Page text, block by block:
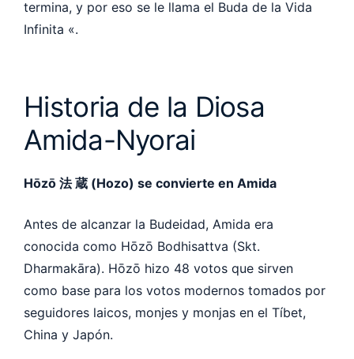
termina, y por eso se le llama el Buda de la Vida
Infinita «.
Historia de la Diosa
Amida-Nyorai
Hōzō 法 蔵 (Hozo) se convierte en Amida
Antes de alcanzar la Budeidad, Amida era
conocida como Hōzō Bodhisattva (Skt.
Dharmakāra). Hōzō hizo 48 votos que sirven
como base para los votos modernos tomados por
seguidores laicos, monjes y monjas en el Tíbet,
China y Japón.